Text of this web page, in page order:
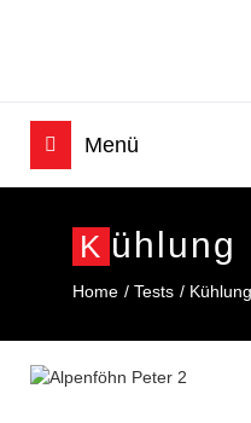
K Ühlung
Home Tests Kühlung